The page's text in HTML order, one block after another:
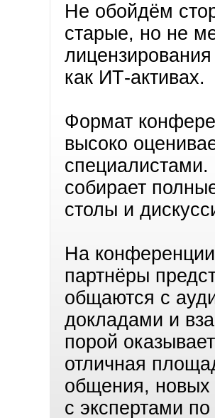
Не обойдём
старые, но не
как ИТ-активах.
Формат
высоко
собирает
столы и
На конференции
партнёры
общаются с
докладами и
порой
отличная
общения, новых
с экспертами